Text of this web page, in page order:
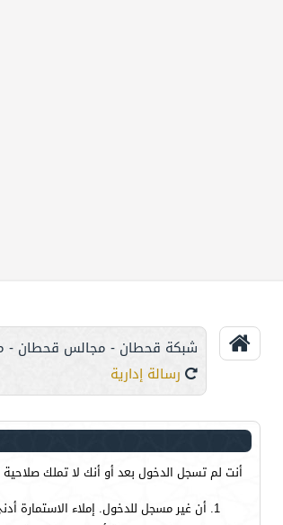
شبكة قحطان - مجالس قحطان -
رسالة إدارية
أنت لم تسجل الدخول بعد أو أنك لا تملك
أن غير مسجل للدخول. إملاء الاستمارة